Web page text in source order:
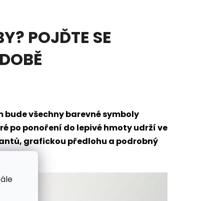
POJĎTE SE
všechny barevné symboly
po ponoření do lepivé hmoty udrží ve
grafickou předlohu a podrobný